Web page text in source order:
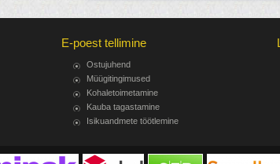
E-poest tellimine
Ostujuhend
Müügitingimused
Kohaletoimetamine
Kauba tagastamine
Isikuandmete töötlemine